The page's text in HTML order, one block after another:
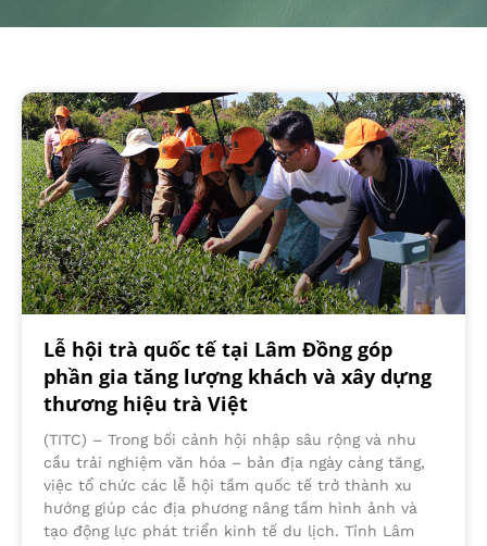
Lễ hội trà quốc tế tại Lâm Đồng góp
phần gia tăng lượng khách và xây dựng
thương hiệu trà Việt
(TITC) – Trong bối cảnh hội nhập sâu rộng và nhu
cầu trải nghiệm văn hóa – bản địa ngày càng tăng,
việc tổ chức các lễ hội tầm quốc tế trở thành xu
hướng giúp các địa phương nâng tầm hình ảnh và
tạo động lực phát triển kinh tế du lịch. Tỉnh Lâm